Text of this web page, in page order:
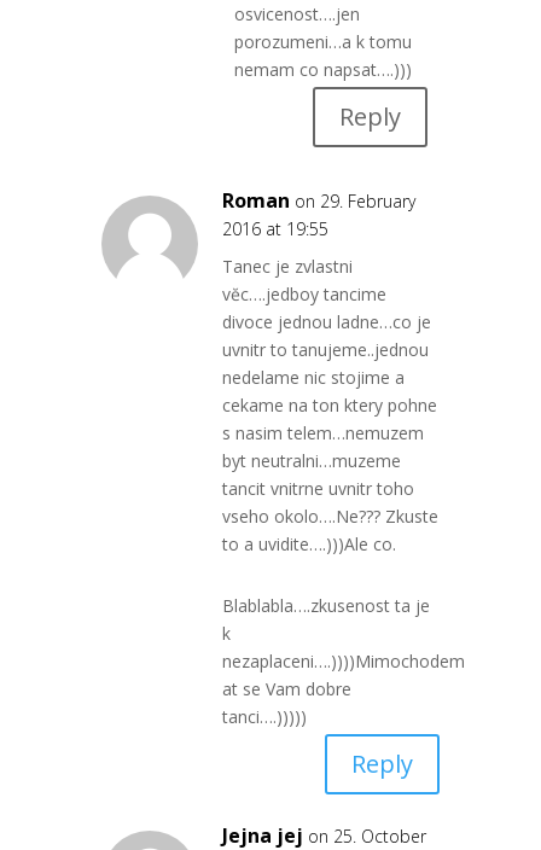
osvicenost….jen
porozumeni…a k tomu
nemam co napsat….)))
Reply
Roman on 29. February
2016 at 19:55
Tanec je zvlastni
vĕc….jedboy tancime
divoce jednou ladne…co je
uvnitr to tanujeme..jednou
nedelame nic stojime a
cekame na ton ktery pohne
s nasim telem…nemuzem
byt neutralni…muzeme
tancit vnitrne uvnitr toho
vseho okolo….Ne??? Zkuste
to a uvidite….)))Ale co.
Blablabla….zkusenost ta je
k
nezaplaceni….))))Mimochodem
at se Vam dobre
tanci….)))))
Reply
Jejna jej on 25. October